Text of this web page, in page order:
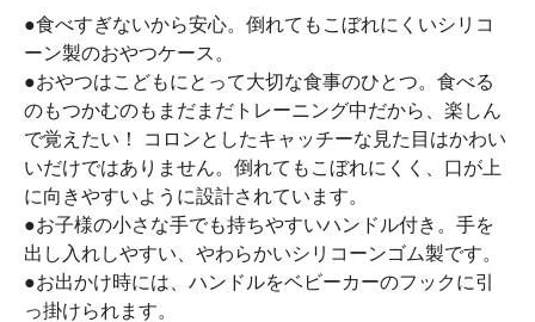
●食べすぎないから安心。倒れてもこぼれにくいシリコ
ーン製のおやつケース。
●おやつはこどもにとって大切な食事のひとつ。食べる
のもつかむのもまだまだトレーニング中だから、楽しん
で覚えたい！ コロンとしたキャッチーな見た目はかわい
いだけではありません。倒れてもこぼれにくく、口が上
に向きやすいように設計されています。
●お子様の小さな手でも持ちやすいハンドル付き。手を
出し入れしやすい、やわらかいシリコーンゴム製です。
●お出かけ時には、ハンドルをベビーカーのフックに引
っ掛けられます。